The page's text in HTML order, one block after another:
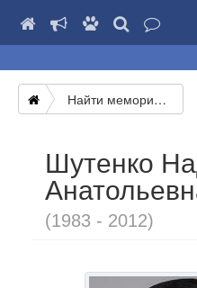
Найти мемориал
Шутенко
(1983 - 2012)